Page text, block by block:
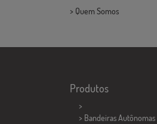
> Quem Somos
Produtos
>
> Bandeiras Autônomas